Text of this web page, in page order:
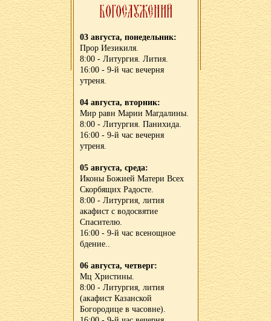
03 августа, понедельник:
Прор Иезикиля.
8:00 - Литургия. Лития.
16:00 - 9-й час вечерня
утреня.
04 августа, вторник:
Мир равн Марии Магдалины.
8:00 - Литургия. Панихида.
16:00 - 9-й час вечерня
утреня.
05 августа, среда:
Иконы Божией Матери Всех
Скорбящих Радосте.
8:00 - Литургия, лития
акафист с водосвятие
Спасителю.
16:00 - 9-й час всенощное
бдение..
06 августа, четверг:
Мц Христины.
8:00 - Литургия, лития
(акафист Казанской
Богородице в часовне).